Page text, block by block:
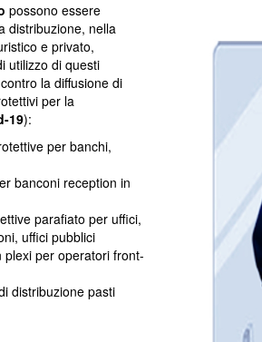
possono essere
distribuzione, nella
e privato,
utilizzo di questi
la diffusione di
per la
19):
per banchi,
banconi reception in
parafiato per uffici,
uffici pubblici
per operatori front-
distribuzione pasti